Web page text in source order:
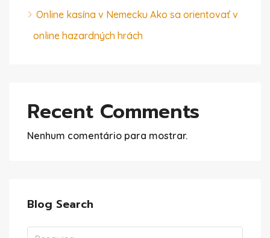
Online kasína v Nemecku Ako sa orientovať v
online hazardných hrách
Recent Comments
Nenhum comentário para mostrar.
Blog Search